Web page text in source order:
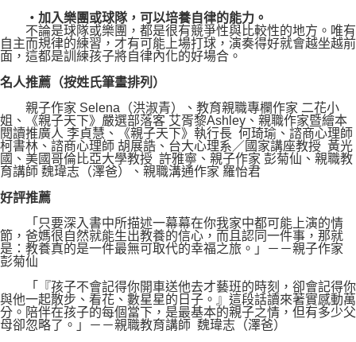
‧加入樂團或球隊，可以培養自律的能力。
不論是球隊或樂團，都是很有競爭性與比較性的地方。唯有
自主而規律的練習，才有可能上場打球，演奏得好就會越坐越前
面，這都是訓練孩子將自律內化的好場合。
名人推薦（按姓氏筆畫排列）
親子作家 Selena（洪淑青）、教育親職專欄作家 二花小
姐、《親子天下》嚴選部落客 艾胥黎Ashley、親職作家暨繪本
閱讀推廣人 李貞慧、《親子天下》執行長 何琦瑜、諮商心理師
柯書林、諮商心理師 胡展誥、台大心理系／國家講座教授 黃光
國、美國哥倫比亞大學教授 許雅寧、親子作家 彭菊仙、親職教
育講師 魏瑋志（澤爸）、親職溝通作家 羅怡君
好評推薦
「只要深入書中所描述一幕幕在你我家中都可能上演的情
節，爸媽很自然就能生出教養的信心，而且認同一件事，那就
是：教養真的是一件最無可取代的幸福之旅。」－－親子作家
彭菊仙
「『孩子不會記得你開車送他去才藝班的時刻，卻會記得你
與他一起散步、看花、數星星的日子。』這段話讀來著實感動萬
分。陪伴在孩子的每個當下，是最基本的親子之情，但有多少父
母卻忽略了。」－－親職教育講師 魏瑋志（澤爸）